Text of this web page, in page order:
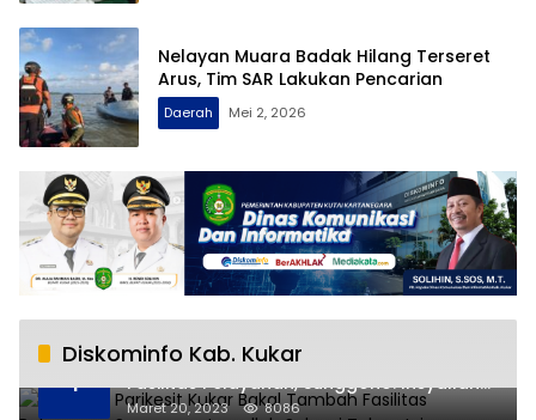
Nelayan Muara Badak Hilang Terseret
Arus, Tim SAR Lakukan Pencarian
Daerah Mei 2, 2026
Diskominfo Kab. Kukar
1
RSUD AM Parikesit Kukar Bakal Tambah
Fasilitas Pelayanan, Sunggono: Insyallah
Selesai Tahun Ini
Maret 20, 2023 8086